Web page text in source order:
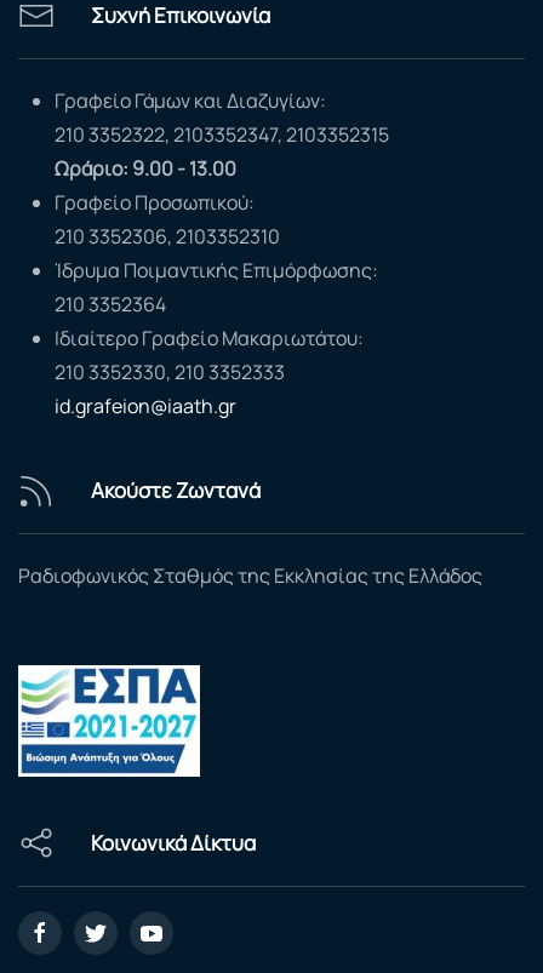
Συχνή Επικοινωνία
Γραφείο Γάμων και Διαζυγίων:
210 3352322, 2103352347, 2103352315
Ωράριο: 9.00 - 13.00
Γραφείο Προσωπικού:
210 3352306, 2103352310
Ίδρυμα Ποιμαντικής Επιμόρφωσης:
210 3352364
Ιδιαίτερο Γραφείο Μακαριωτάτου:
210 3352330, 210 3352333
id.grafeion@iaath.gr
Ακούστε Ζωντανά
Ραδιοφωνικός Σταθμός της Εκκλησίας της Ελλάδος
Κοινωνικά Δίκτυα